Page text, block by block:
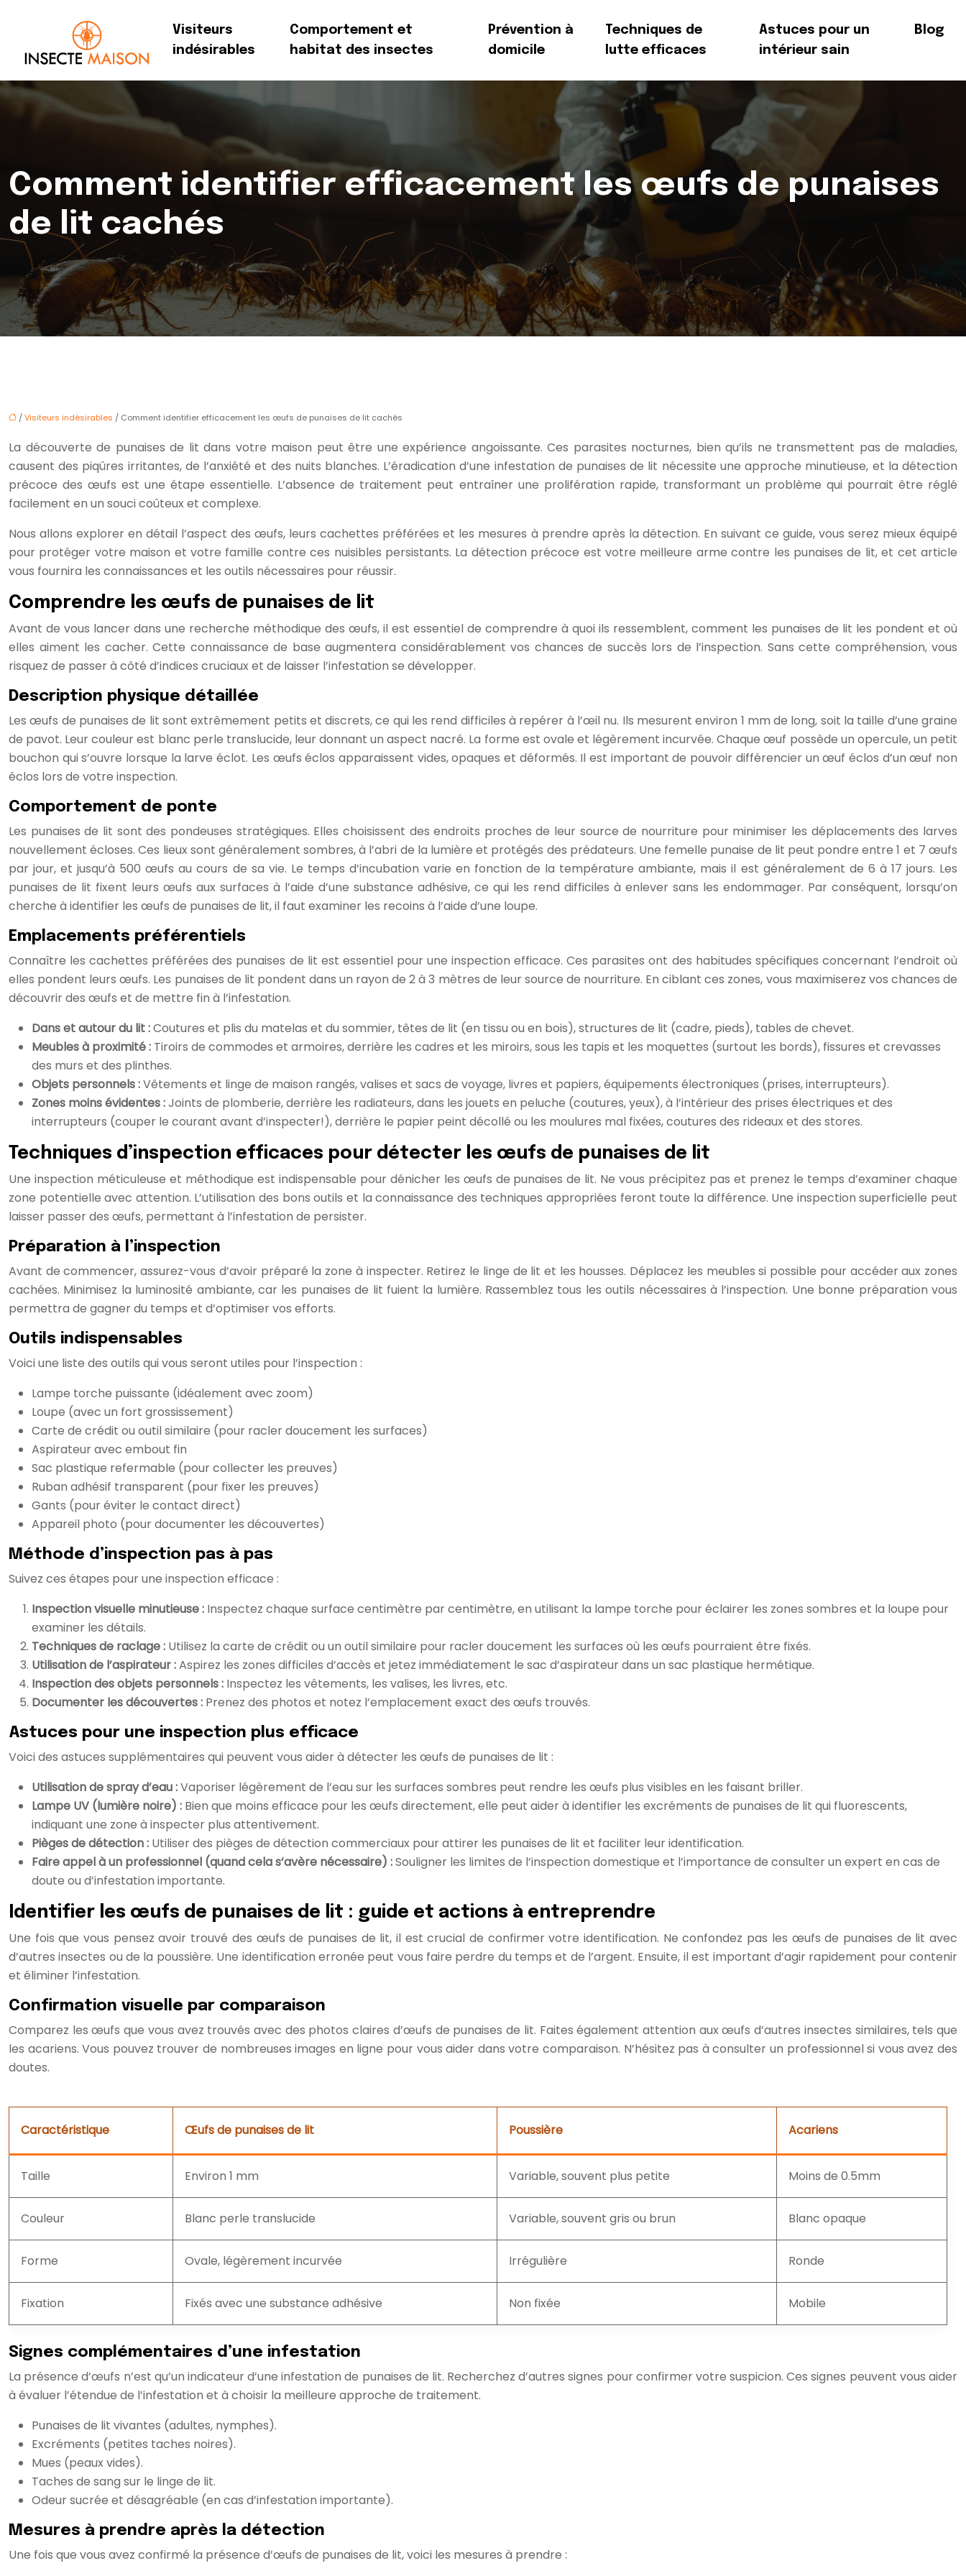
Visiteurs
indésirables
Comportement et
habitat des insectes
Prévention à
domicile
Techniques de
lutte efficaces
Astuces pour un
intérieur sain
Blog
Comment identifier efficacement les œufs de punaises
de lit cachés
/Visiteurs indésirables / Comment identifier efficacement les œufs de punaises de lit cachés
La découverte de punaises de lit dans votre maison peut être une expérience angoissante. Ces parasites nocturnes, bien qu’ils ne transmettent pas de maladies,
causent des piqûres irritantes, de l’anxiété et des nuits blanches. L’éradication d’une infestation de punaises de lit nécessite une approche minutieuse, et la détection
précoce des œufs est une étape essentielle. L’absence de traitement peut entraîner une prolifération rapide, transformant un problème qui pourrait être réglé
facilement en un souci coûteux et complexe.
Nous allons explorer en détail l’aspect des œufs, leurs cachettes préférées et les mesures à prendre après la détection. En suivant ce guide, vous serez mieux équipé
pour protéger votre maison et votre famille contre ces nuisibles persistants. La détection précoce est votre meilleure arme contre les punaises de lit, et cet article
vous fournira les connaissances et les outils nécessaires pour réussir.
Comprendre les œufs de punaises de lit
Avant de vous lancer dans une recherche méthodique des œufs, il est essentiel de comprendre à quoi ils ressemblent, comment les punaises de lit les pondent et où
elles aiment les cacher. Cette connaissance de base augmentera considérablement vos chances de succès lors de l’inspection. Sans cette compréhension, vous
risquez de passer à côté d’indices cruciaux et de laisser l’infestation se développer.
Description physique détaillée
Les œufs de punaises de lit sont extrêmement petits et discrets, ce qui les rend difficiles à repérer à l’œil nu. Ils mesurent environ 1 mm de long, soit la taille d’une graine
de pavot. Leur couleur est blanc perle translucide, leur donnant un aspect nacré. La forme est ovale et légèrement incurvée. Chaque œuf possède un opercule, un petit
bouchon qui s’ouvre lorsque la larve éclot. Les œufs éclos apparaissent vides, opaques et déformés. Il est important de pouvoir différencier un œuf éclos d’un œuf non
éclos lors de votre inspection.
Comportement de ponte
Les punaises de lit sont des pondeuses stratégiques. Elles choisissent des endroits proches de leur source de nourriture pour minimiser les déplacements des larves
nouvellement écloses. Ces lieux sont généralement sombres, à l’abri de la lumière et protégés des prédateurs. Une femelle punaise de lit peut pondre entre 1 et 7 œufs
par jour, et jusqu’à 500 œufs au cours de sa vie. Le temps d’incubation varie en fonction de la température ambiante, mais il est généralement de 6 à 17 jours. Les
punaises de lit fixent leurs œufs aux surfaces à l’aide d’une substance adhésive, ce qui les rend difficiles à enlever sans les endommager. Par conséquent, lorsqu’on
cherche à identifier les œufs de punaises de lit, il faut examiner les recoins à l’aide d’une loupe.
Emplacements préférentiels
Connaître les cachettes préférées des punaises de lit est essentiel pour une inspection efficace. Ces parasites ont des habitudes spécifiques concernant l’endroit où
elles pondent leurs œufs. Les punaises de lit pondent dans un rayon de 2 à 3 mètres de leur source de nourriture. En ciblant ces zones, vous maximiserez vos chances de
découvrir des œufs et de mettre fin à l’infestation.
Dans et autour du lit :Coutures et plis du matelas et du sommier, têtes de lit (en tissu ou en bois), structures de lit (cadre, pieds), tables de chevet.
Meubles à proximité : Tiroirs de commodes et armoires, derrière les cadres et les miroirs, sous les tapis et les moquettes (surtout les bords), fissures et crevasses
des murs et des plinthes.
Objets personnels :Vêtements et linge de maison rangés, valises et sacs de voyage, livres et papiers, équipements électroniques (prises, interrupteurs).
Zones moins évidentes :Joints de plomberie, derrière les radiateurs, dans les jouets en peluche (coutures, yeux), à l’intérieur des prises électriques et des
interrupteurs (couper le courant avant d’inspecter!), derrière le papier peint décollé ou les moulures mal fixées, coutures des rideaux et des stores.
Techniques d’inspection efficaces pour détecter les œufs de punaises de lit
Une inspection méticuleuse et méthodique est indispensable pour dénicher les œufs de punaises de lit. Ne vous précipitez pas et prenez le temps d’examiner chaque
zone potentielle avec attention. L’utilisation des bons outils et la connaissance des techniques appropriées feront toute la différence. Une inspection superficielle peut
laisser passer des œufs, permettant à l’infestation de persister.
Préparation à l’inspection
Avant de commencer, assurez-vous d’avoir préparé la zone à inspecter. Retirez le linge de lit et les housses. Déplacez les meubles si possible pour accéder aux zones
cachées. Minimisez la luminosité ambiante, car les punaises de lit fuient la lumière. Rassemblez tous les outils nécessaires à l’inspection. Une bonne préparation vous
permettra de gagner du temps et d’optimiser vos efforts.
Outils indispensables
Voici une liste des outils qui vous seront utiles pour l’inspection :
Lampe torche puissante (idéalement avec zoom)
Loupe (avec un fort grossissement)
Carte de crédit ou outil similaire (pour racler doucement les surfaces)
Aspirateur avec embout fin
Sac plastique refermable (pour collecter les preuves)
Ruban adhésif transparent (pour fixer les preuves)
Gants (pour éviter le contact direct)
Appareil photo (pour documenter les découvertes)
Méthode d’inspection pas à pas
Suivez ces étapes pour une inspection efficace :
Inspection visuelle minutieuse : Inspectez chaque surface centimètre par centimètre, en utilisant la lampe torche pour éclairer les zones sombres et la loupe pour
examiner les détails.
Techniques de raclage : Utilisez la carte de crédit ou un outil similaire pour racler doucement les surfaces où les œufs pourraient être fixés.
Utilisation de l’aspirateur :Aspirez les zones difficiles d’accès et jetez immédiatement le sac d’aspirateur dans un sac plastique hermétique.
Inspection des objets personnels : Inspectez les vêtements, les valises, les livres, etc.
Documenter les découvertes : Prenez des photos et notez l’emplacement exact des œufs trouvés.
Astuces pour une inspection plus efficace
Voici des astuces supplémentaires qui peuvent vous aider à détecter les œufs de punaises de lit :
Utilisation de spray d’eau :Vaporiser légèrement de l’eau sur les surfaces sombres peut rendre les œufs plus visibles en les faisant briller.
Lampe UV (lumière noire) : Bien que moins efficace pour les œufs directement, elle peut aider à identifier les excréments de punaises de lit qui fluorescents,
indiquant une zone à inspecter plus attentivement.
Pièges de détection : Utiliser des pièges de détection commerciaux pour attirer les punaises de lit et faciliter leur identification.
Faire appel à un professionnel (quand cela s’avère nécessaire) :Souligner les limites de l’inspection domestique et l’importance de consulter un expert en cas de
doute ou d’infestation importante.
Identifier les œufs de punaises de lit : guide et actions à entreprendre
Une fois que vous pensez avoir trouvé des œufs de punaises de lit, il est crucial de confirmer votre identification. Ne confondez pas les œufs de punaises de lit avec
d’autres insectes ou de la poussière. Une identification erronée peut vous faire perdre du temps et de l’argent. Ensuite, il est important d’agir rapidement pour contenir
et éliminer l’infestation.
Confirmation visuelle par comparaison
Comparez les œufs que vous avez trouvés avec des photos claires d’œufs de punaises de lit. Faites également attention aux œufs d’autres insectes similaires, tels que
les acariens. Vous pouvez trouver de nombreuses images en ligne pour vous aider dans votre comparaison. N’hésitez pas à consulter un professionnel si vous avez des
doutes.
Caractéristique Œufs de punaises de lit Poussière Acariens
Taille Environ 1 mm Variable, souvent plus petite Moins de 0.5mm
Couleur Blanc perle translucide Variable, souvent gris ou brun Blanc opaque
Forme Ovale, légèrement incurvée Irrégulière Ronde
Fixation Fixés avec une substance adhésive Non fixée Mobile
Signes complémentaires d’une infestation
La présence d’œufs n’est qu’un indicateur d’une infestation de punaises de lit. Recherchez d’autres signes pour confirmer votre suspicion. Ces signes peuvent vous aider
à évaluer l’étendue de l’infestation et à choisir la meilleure approche de traitement.
Punaises de lit vivantes (adultes, nymphes).
Excréments (petites taches noires).
Mues (peaux vides).
Taches de sang sur le linge de lit.
Odeur sucrée et désagréable (en cas d’infestation importante).
Mesures à prendre après la détection
Une fois que vous avez confirmé la présence d’œufs de punaises de lit, voici les mesures à prendre :